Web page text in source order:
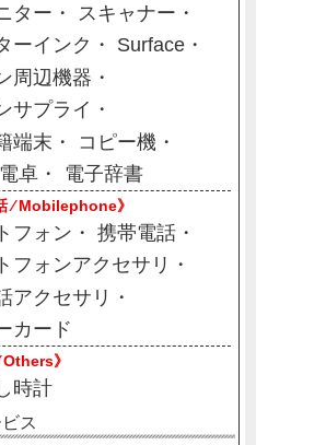
ター
スキャナー
ーインク
Surface
周辺機器
サプライ
端末
コピー機
電卓 電子辞書
⁄ Mobilephone》
フォン
携帯電話
フォンアクセサリ
アクセサリ
カード
Others》
時計
ス